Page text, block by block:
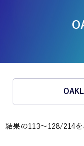
結果の113～128/214